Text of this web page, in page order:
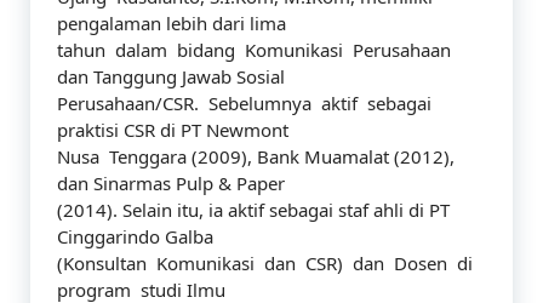
pengalaman lebih dari lima
tahun dalam bidang Komunikasi Perusahaan
dan Tanggung Jawab Sosial
Perusahaan/CSR. Sebelumnya aktif sebagai
praktisi CSR di PT Newmont
Nusa Tenggara (2009), Bank Muamalat (2012),
dan Sinarmas Pulp & Paper
(2014). Selain itu, ia aktif sebagai staf ahli di PT
Cinggarindo Galba
(Konsultan Komunikasi dan CSR) dan Dosen di
program studi Ilmu